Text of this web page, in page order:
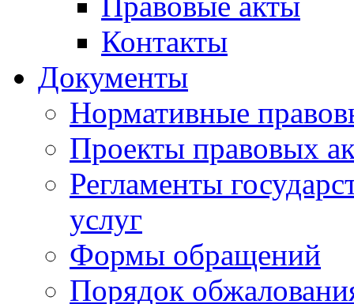
Контакты
Документы
Нормативные
Проекты правовых
Регламенты
услуг
Формы обращений
Порядок